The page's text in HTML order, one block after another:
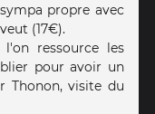
propre avec
(17€).
ressource les
pour avoir un
Thonon, visite du